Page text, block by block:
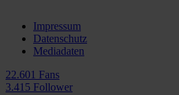
Impressum
Datenschutz
Mediadaten
22.601 Fans
3.415 Follower